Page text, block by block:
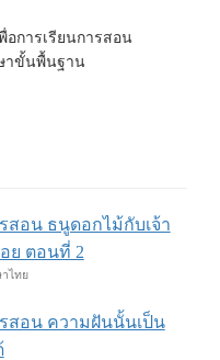
อการเรียนการสอน
าขั้นพื้นฐาน
สอน ธนูดอกไม้กับเจ้า
ย ตอนที่ 2
ไทย
สอน ความฝันนั้นเป็น